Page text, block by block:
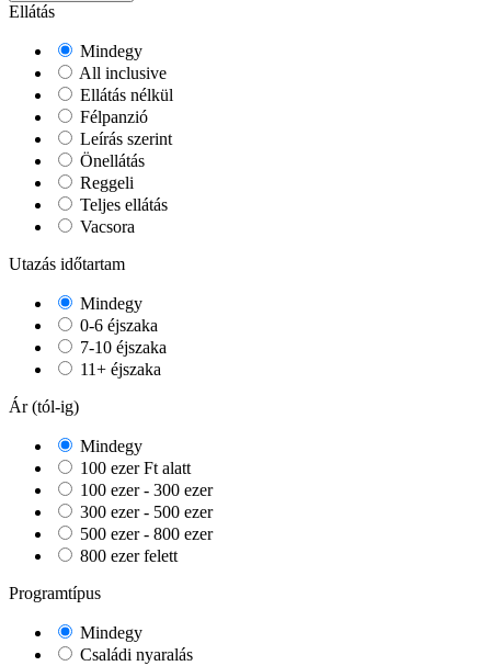
Ellátás
Mindegy
All inclusive
Ellátás nélkül
Félpanzió
Leírás szerint
Önellátás
Reggeli
Teljes ellátás
Vacsora
Utazás időtartam
Mindegy
0-6 éjszaka
7-10 éjszaka
11+ éjszaka
Ár (tól-ig)
Mindegy
100 ezer Ft alatt
100 ezer - 300 ezer
300 ezer - 500 ezer
500 ezer - 800 ezer
800 ezer felett
Programtípus
Mindegy
Családi nyaralás